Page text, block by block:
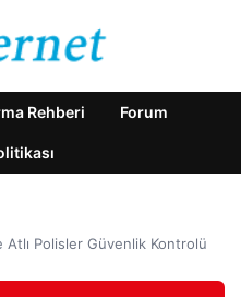
Rehberi Forum
Atlı Polisler Güvenlik Kontrolü